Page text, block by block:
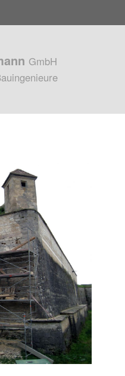
GmbH